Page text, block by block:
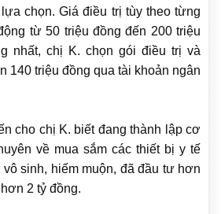
chọn. Giá điều trị tùy theo từng
từ 50 triệu đồng đến 200 triệu
nhất, chị K. chọn gói điều trị và
140 triệu đồng qua tài khoản ngân
cho chị K. biết đang thành lập cơ
về mua sắm các thiết bị y tế
sinh, hiếm muộn, đã đầu tư hơn
2 tỷ đồng.